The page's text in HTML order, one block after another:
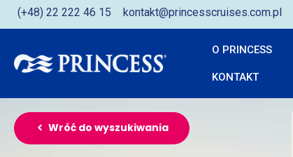
(+48) 22 222 46 15 kontakt@princesscruises.com.pl
O PRINCESS
KONTAKT
Wróć do wyszukiwania